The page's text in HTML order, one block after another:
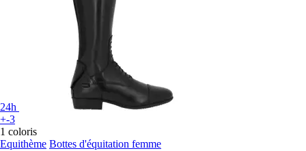
24h
+-3
1 coloris
Equithème Bottes d'équitation femme